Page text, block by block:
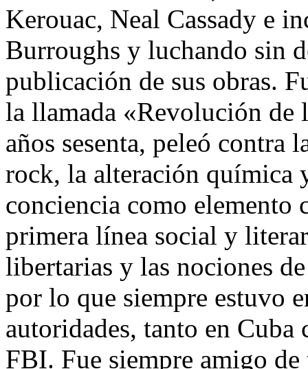
Kerouac, Neal Cassady e
Burroughs y luchando sin
publicación de sus obras.
la llamada «Revolución de
años sesenta, peleó
rock, la alteración química
conciencia como elemento
primera línea social y
libertarias y las nociones
por lo que siempre estuvo
autoridades, tanto en
FBI. Fue siempre amigo